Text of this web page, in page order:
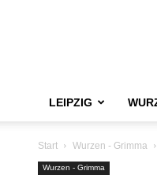
LEIPZIG
Start Wurzen - Grimma
Wurzen - Grimma